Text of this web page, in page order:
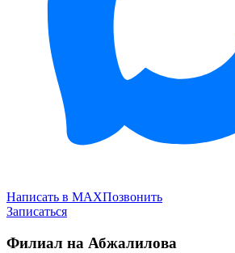
Написать в MAXПозвонить
Записаться
Филиал на Абжалилова